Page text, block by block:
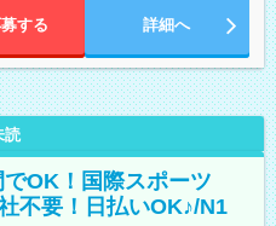
する 詳細へ
読
OK！国際スポーツ
不要！日払いOK♪/N1